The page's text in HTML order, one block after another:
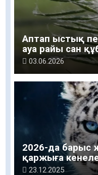
Аптап ыстық
ауа райы сан
03.06.2026
2026-да барыс
қаржыға
23.12.2025